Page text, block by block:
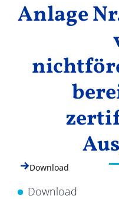
Anlage
Download
Download